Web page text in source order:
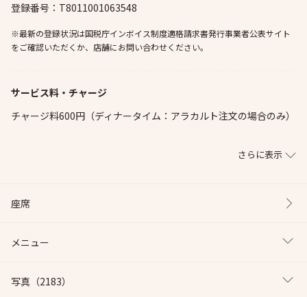
登録番号：T8011001063548
※最新の登録状況は国税庁インボイス制度適格請求書発行事業者公表サイト
をご確認いただくか、店舗にお問い合わせください。
サービス料・チャージ
チャージ料600円（ディナータイム：アラカルト注文の場合のみ）
さらに表示
座席
メニュー
写真 （2183）